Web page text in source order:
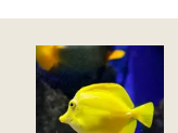
Foires & salons
Spectacles
Montpellier
Nantes